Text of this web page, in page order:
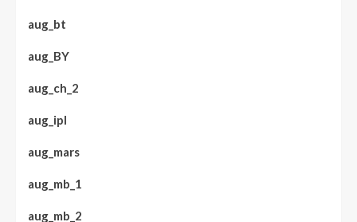
aug_bt
aug_BY
aug_ch_2
aug_ipl
aug_mars
aug_mb_1
aug_mb_2